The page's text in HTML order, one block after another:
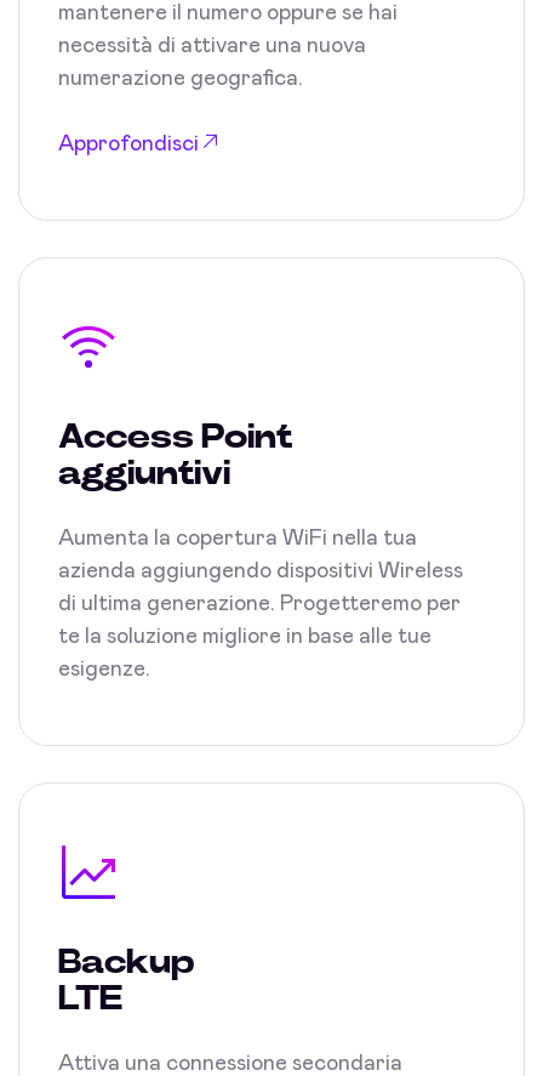
mantenere il numero oppure se hai
necessità di attivare una nuova
numerazione geografica.
Approfondisci
Access Point
aggiuntivi
Aumenta la copertura WiFi nella tua
azienda aggiungendo dispositivi Wireless
di ultima generazione. Progetteremo per
te la soluzione migliore in base alle tue
esigenze.
Backup
LTE
Attiva una connessione secondaria